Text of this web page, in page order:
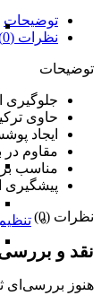
توضیحات
نظرات (0)
توضیحات
جلوگیری
حاوی
ایجاد
مقاوم در
مناسب
پیشگیری
نظرات (0)
نقد و
هنوز